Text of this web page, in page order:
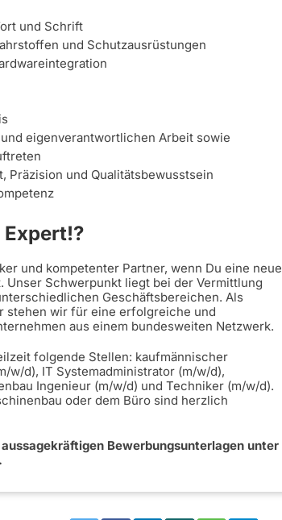
und Schrift
und Schutzausrüstungen
eigenverantwortlichen Arbeit sowie
Präzision und Qualitätsbewusstsein
und kompetenter Partner, wenn Du eine neue
Schwerpunkt liegt bei der Vermittlung
Geschäftsbereichen. Als
stehen wir für eine erfolgreiche und
aus einem bundesweiten Netzwerk.
folgende Stellen: kaufmännischer
w/d), IT Systemadministrator (m/w/d),
Ingenieur (m/w/d) und Techniker (m/w/d).
oder dem Büro sind herzlich
Bewerbungsunterlagen unter